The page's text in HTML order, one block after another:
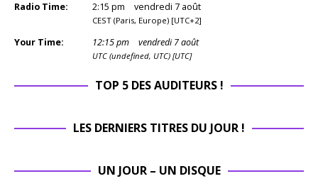
Radio Time: 2:16 pm vendredi 7 août
CEST (Paris, Europe) [UTC+2]
Your Time: 12:16pm vendredi 7 août
UTC (undefined, UTC) [UTC]
TOP 5 DES AUDITEURS !
LES DERNIERS TITRES DU JOUR !
UN JOUR – UN DISQUE